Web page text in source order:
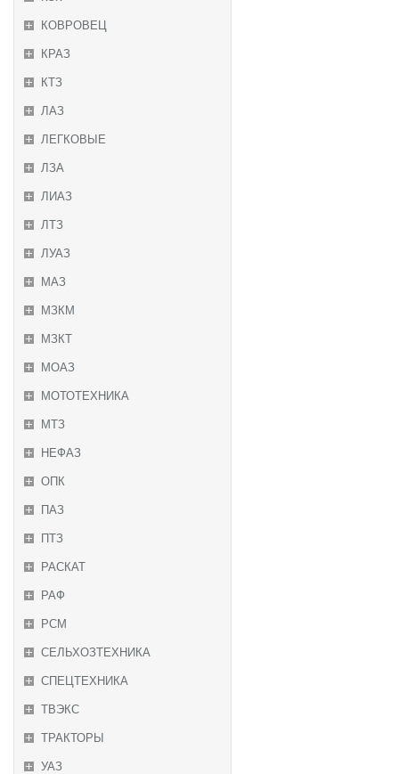
КОВРОВЕЦ
КРАЗ
КТЗ
ЛАЗ
ЛЕГКОВЫЕ
ЛЗА
ЛИАЗ
ЛТЗ
ЛУАЗ
МАЗ
МЗКМ
МЗКТ
МОАЗ
МОТОТЕХНИКА
МТЗ
НЕФАЗ
ОПК
ПАЗ
ПТЗ
РАСКАТ
РАФ
РСМ
СЕЛЬХОЗТЕХНИКА
СПЕЦТЕХНИКА
ТВЭКС
ТРАКТОРЫ
УАЗ